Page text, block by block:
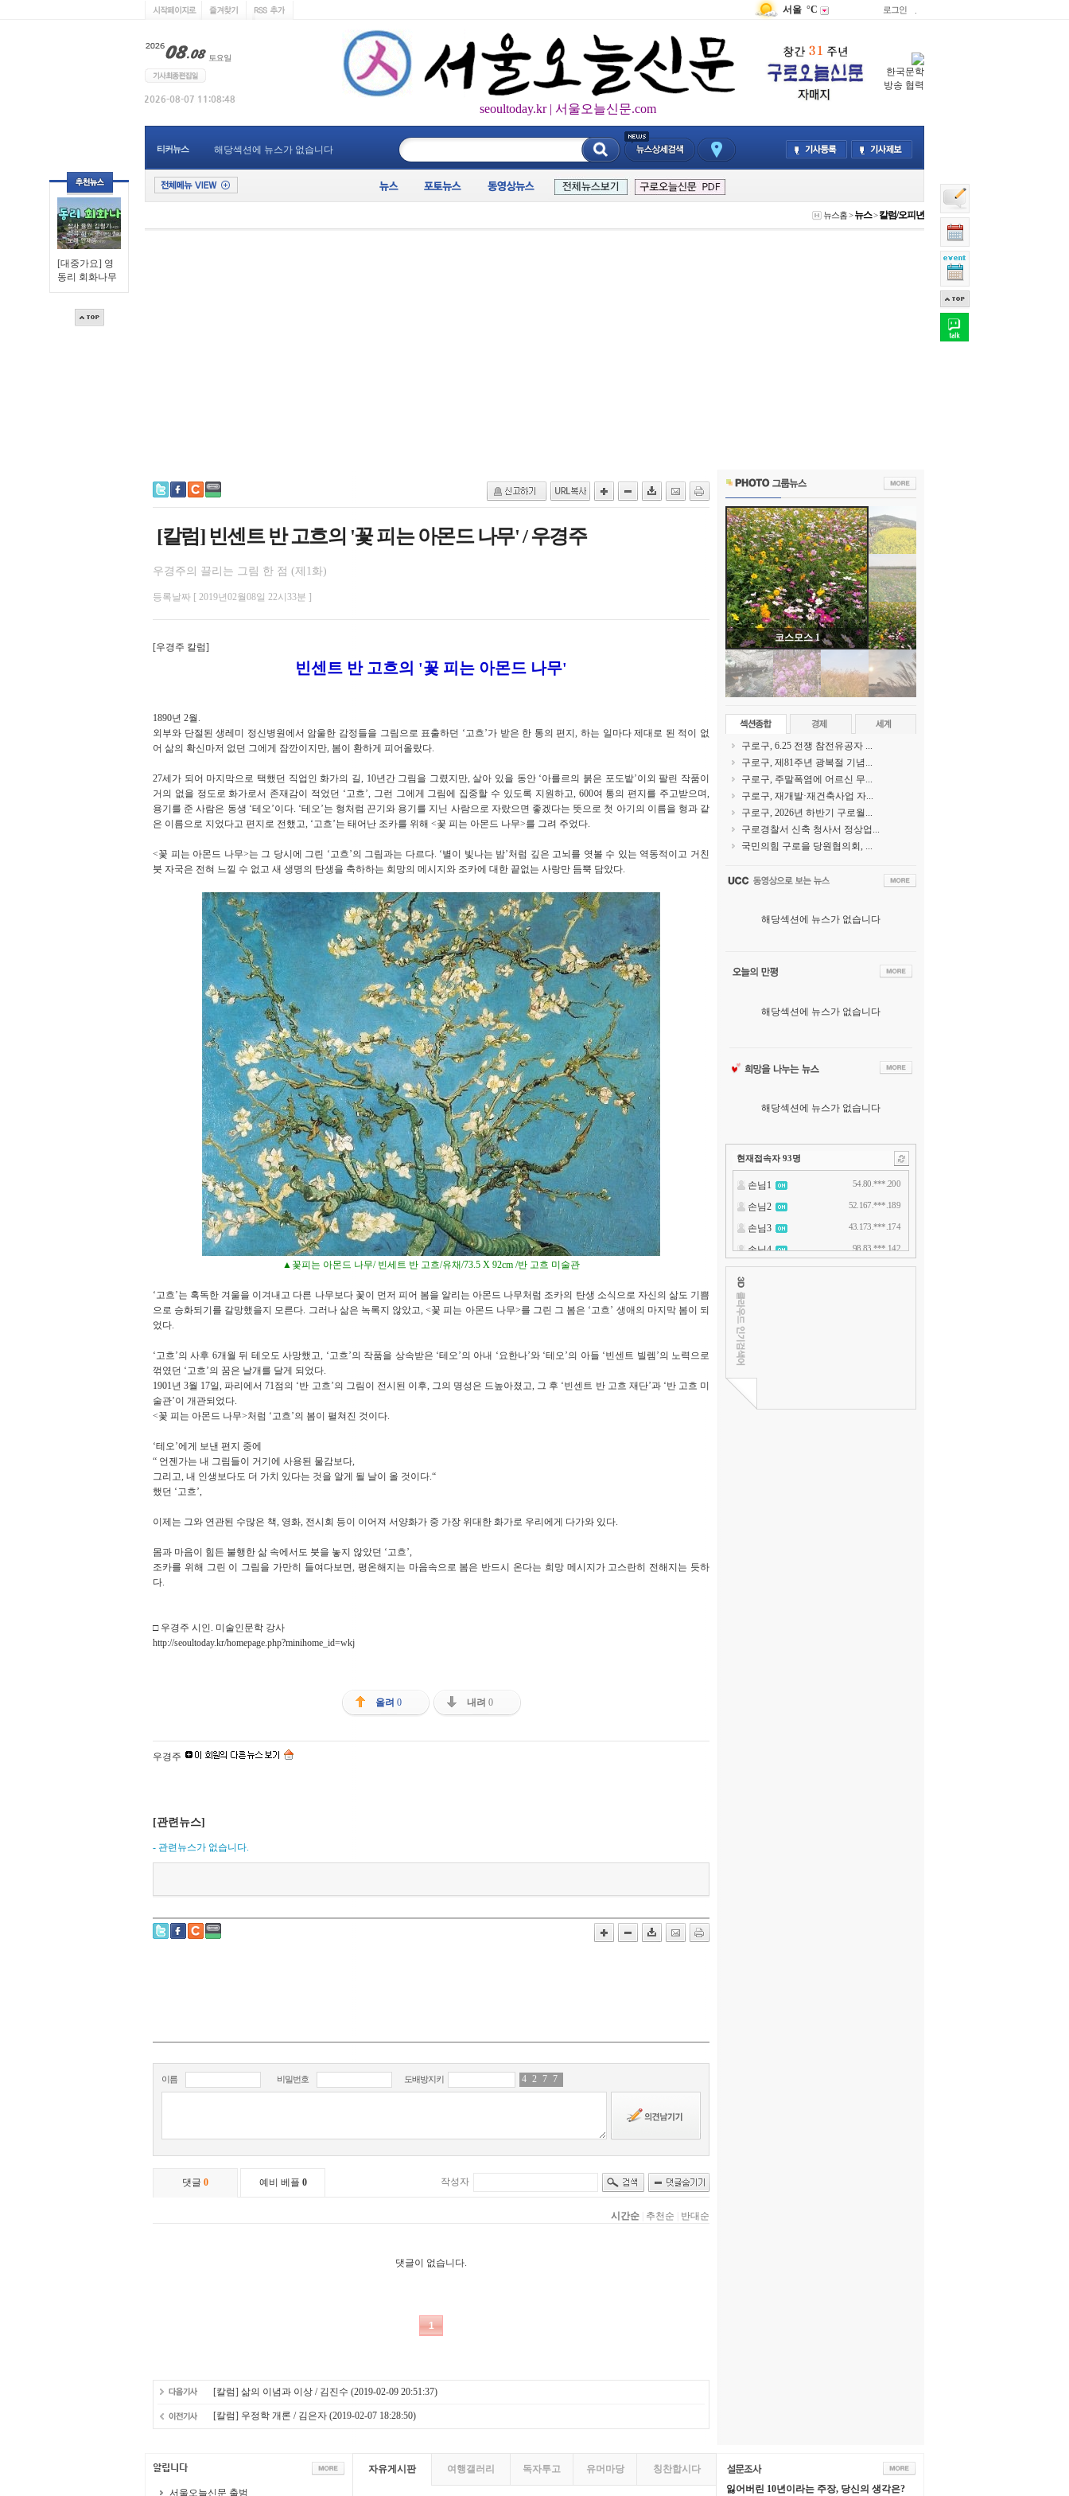
[대중가요] 영
동리 회화나무
서울 °C 로그인
seoultoday.kr | 서울오늘신문.com
한국문학
방송 협력
티커뉴스 해당섹션에 뉴스가 없습니다
뉴스홈>뉴스>칼럼/오피년
[칼럼] 빈센트 반 고흐의 '꽃 피는 아몬드 나무' / 우경주
우경주의 끌리는 그림 한 점 (제1화)
등록날짜 [ 2019년02월08일 22시33분 ]
[우경주 칼럼]
빈센트 반 고흐의 '꽃 피는 아몬드 나무'
1890년 2월.
외부와 단절된 생레미 정신병원에서 암울한 감정들을 그림으로 표출하던 ‘고흐’가 받은 한 통의 편지, 하는 일마다 제대로 된 적이 없
어 삶의 확신마저 없던 그에게 잠깐이지만, 봄이 환하게 피어올랐다.
27세가 되어 마지막으로 택했던 직업인 화가의 길, 10년간 그림을 그렸지만, 살아 있을 동안 ‘아를르의 붉은 포도밭’이외 팔린 작품이
거의 없을 정도로 화가로서 존재감이 적었던 ‘고흐’, 그런 그에게 그림에 집중할 수 있도록 지원하고, 600여 통의 편지를 주고받으며,
용기를 준 사람은 동생 ‘테오’이다. ‘테오’는 형처럼 끈기와 용기를 지닌 사람으로 자랐으면 좋겠다는 뜻으로 첫 아기의 이름을 형과 같
은 이름으로 지었다고 편지로 전했고, ‘고흐’는 태어난 조카를 위해 <꽃 피는 아몬드 나무>를 그려 주었다.
<꽃 피는 아몬드 나무>는 그 당시에 그린 ‘고흐’의 그림과는 다르다. ‘별이 빛나는 밤’처럼 깊은 고뇌를 엿볼 수 있는 역동적이고 거친
붓 자국은 전혀 느낄 수 없고 새 생명의 탄생을 축하하는 희망의 메시지와 조카에 대한 끝없는 사랑만 듬뿍 담았다.
▲꽃피는 아몬드 나무/ 빈세트 반 고흐/유채/73.5 X 92cm /반 고흐 미술관
‘고흐’는 혹독한 겨울을 이겨내고 다른 나무보다 꽃이 먼저 피어 봄을 알리는 아몬드 나무처럼 조카의 탄생 소식으로 자신의 삶도 기쁨
으로 승화되기를 갈망했을지 모른다. 그러나 삶은 녹록지 않았고, <꽃 피는 아몬드 나무>를 그린 그 봄은 ‘고흐’ 생애의 마지막 봄이 되
었다.
‘고흐’의 사후 6개월 뒤 테오도 사망했고, ‘고흐’의 작품을 상속받은 ‘테오’의 아내 ‘요한나’와 ‘테오’의 아들 ‘빈센트 빌렘’의 노력으로
꺾였던 ‘고흐’의 꿈은 날개를 달게 되었다.
1901년 3월 17일, 파리에서 71점의 ‘반 고흐’의 그림이 전시된 이후, 그의 명성은 드높아졌고, 그 후 ‘빈센트 반 고흐 재단’과 ‘반 고흐 미
술관’이 개관되었다.
<꽃 피는 아몬드 나무>처럼 ‘고흐’의 봄이 펼쳐진 것이다.
‘테오’에게 보낸 편지 중에
“ 언젠가는 내 그림들이 거기에 사용된 물감보다,
그리고, 내 인생보다도 더 가치 있다는 것을 알게 될 날이 올 것이다.“
했던 ‘고흐’,
이제는 그와 연관된 수많은 책, 영화, 전시회 등이 이어져 서양화가 중 가장 위대한 화가로 우리에게 다가와 있다.
몸과 마음이 힘든 불행한 삶 속에서도 붓을 놓지 않았던 ‘고흐’,
조카를 위해 그린 이 그림을 가만히 들여다보면, 평온해지는 마음속으로 봄은 반드시 온다는 희망 메시지가 고스란히 전해지는 듯하
다.
□ 우경주 시인. 미술인문학 강사
http://seoultoday.kr/homepage.php?minihome_id=wkj
올려 0 내려 0
우경주
[관련뉴스]
- 관련뉴스가 없습니다.
[칼럼] 삶의 이념과 이상 / 김진수 (2019-02-09 20:51:37)
[칼럼] 우정학 개론 / 김은자 (2019-02-07 18:28:50)
코스모스 1
구로구, 6.25 전쟁 참전유공자 ...
구로구, 제81주년 광복절 기념...
구로구, 주말폭염에 어르신 무...
구로구, 재개발·재건축사업 자...
구로구, 2026년 하반기 구로월...
구로경찰서 신축 청사서 정상업...
국민의힘 구로을 당원협의회, ...
해당섹션에 뉴스가 없습니다
해당섹션에 뉴스가 없습니다
해당섹션에 뉴스가 없습니다
현재접속자 93명
서울오늘신문 출범
자유게시판 여행갤러리 독자투고 유머마당
칭찬합시다
잃어버린 10년이라는 주장, 당신의 생각은?